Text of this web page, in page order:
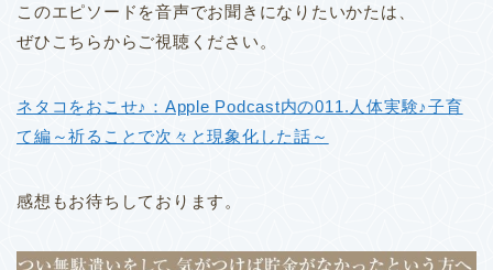
このエピソードを音声でお聞きになりたいかたは、
ぜひこちらからご視聴ください。
ネタコをおこせ♪：Apple Podcast内の011.人体実験♪子育
て編～祈ることで次々と現象化した話～
感想もお待ちしております。